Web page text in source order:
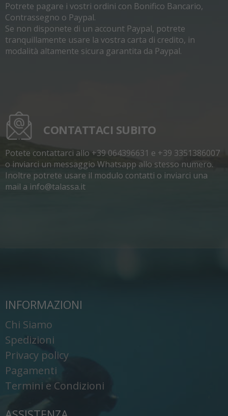
Potrete pagare i vostri ordini con Bonifico Bancario,
Contrassegno o Paypal.
Se non disponete di un account Paypal, potrete
tranquillamente usare la vostra carta di credito, in
modalità altamente sicura garantita da Paypal.
CONTATTACI SUBITO
Potete contattarci allo +39 064396631 e +39 3351386007
o inviarci un messaggio Whatsapp allo stesso numero.
Inoltre potrete usare il modulo contatti o inviarci una
mail a info@talassa.it
INFORMAZIONI
Chi Siamo
Spedizioni
Privacy policy
Pagamenti
Termini e Condizioni